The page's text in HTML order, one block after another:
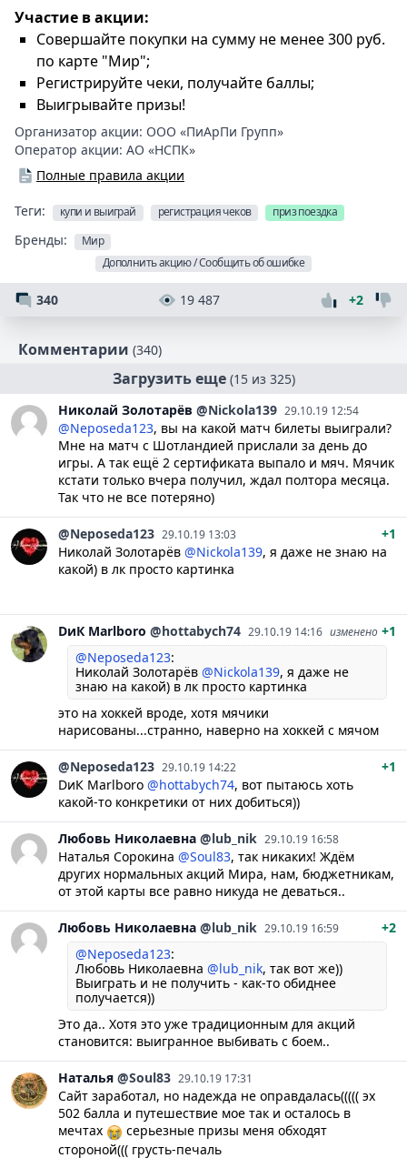
Участие в акции:
Совершайте покупки на сумму не менее 300 руб.
по карте "Мир";
Регистрируйте чеки, получайте баллы;
Выигрывайте призы!
Организатор акции: ООО «ПиАрПи Групп»
Оператор акции: АО «НСПК»
Полные правила акции
Теги: купи и выиграй регистрация чеков приз поездка
Бренды:
Мир
Дополнить акцию / Сообщить об ошибке
340 19 487 +2
Комментарии (340)
Загрузить еще (15 из 325)
Николай Золотарёв @Nickola139 29.10.19 12:54
@Neposeda123, вы на какой матч билеты выиграли?
Мне на матч с Шотландией прислали за день до
игры. А так ещё 2 сертификата выпало и мяч. Мячик
кстати только вчера получил, ждал полтора месяца.
Так что не все потеряно)
@Neposeda123 29.10.19 13:03
+1
Николай Золотарёв @Nickola139, я даже не знаю на
какой) в лк просто картинка
DиК Marlboro @hottabych74 29.10.19 14:16 изменено +1
@Neposeda123:
Николай Золотарёв @Nickola139, я даже не
знаю на какой) в лк просто картинка
это на хоккей вроде, хотя мячики
нарисованы...странно, наверно на хоккей с мячом
@Neposeda123 29.10.19 14:22
+1
DиК Marlboro @hottabych74, вот пытаюсь хоть
какой-то конкретики от них добиться))
Любовь Николаевна @lub_nik 29.10.19 16:58
Наталья Сорокина @Soul83, так никаких! Ждём
других нормальных акций Мира, нам, бюджетникам,
от этой карты все равно никуда не деваться..
Любовь Николаевна @lub_nik 29.10.19 16:59
+2
@Neposeda123:
Любовь Николаевна @lub_nik, так вот же))
Выиграть и не получить - как-то обиднее
получается))
Это да.. Хотя это уже традиционным для акций
становится: выигранное выбивать с боем..
Наталья @Soul83 29.10.19 17:31
Сайт заработал, но надежда не оправдалась((((( эх
502 балла и путешествие мое так и осталось в
мечтах
серьезные призы меня обходят
стороной((( грусть-печаль